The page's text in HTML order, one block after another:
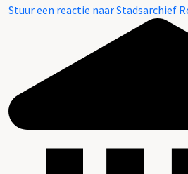
Stuur een reactie naar Stadsarchief